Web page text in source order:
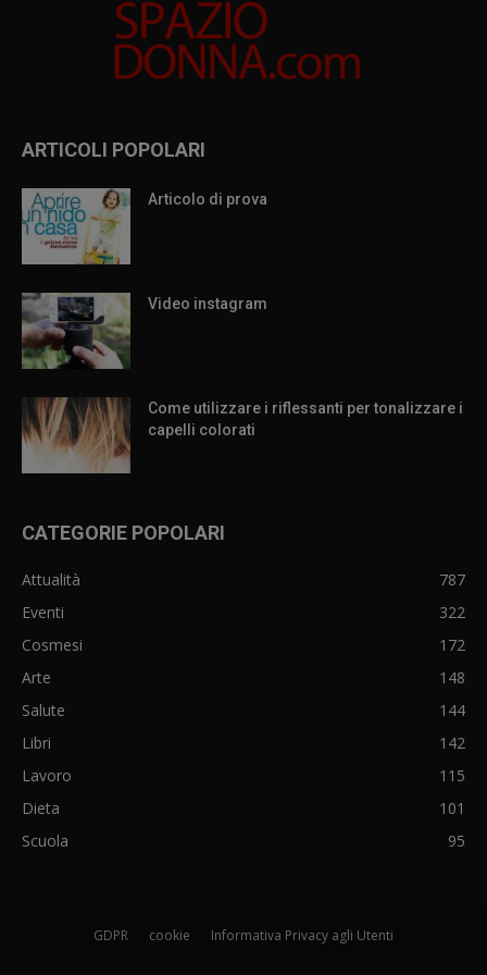
ARTICOLI POPOLARI
Articolo di prova
Video instagram
Come utilizzare i riflessanti per tonalizzare i
capelli colorati
CATEGORIE POPOLARI
Attualità
787
Eventi
322
Cosmesi
172
Arte
148
Salute
144
Libri
142
Lavoro
115
Dieta
101
Scuola
95
GDPR cookie Informativa Privacy agli Utenti